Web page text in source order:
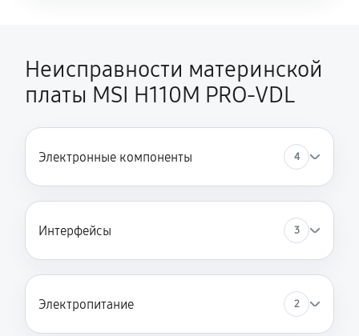
Неисправности материнской
платы MSI H110M PRO-VDL
Электронные компоненты 4
Интерфейсы 3
Электропитание 2